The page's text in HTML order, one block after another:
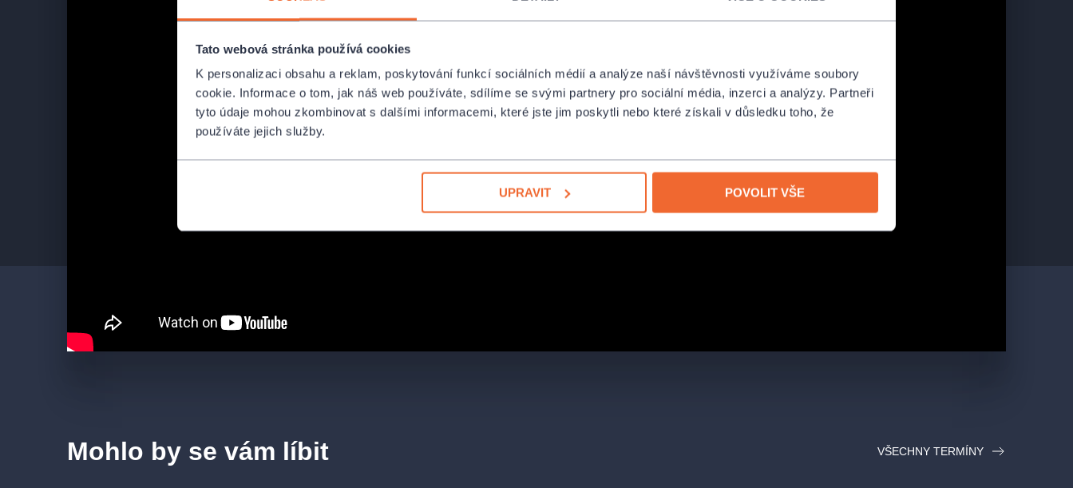
Tato webová stránka používá cookies
K personalizaci obsahu a reklam, poskytování funkcí sociálních médií a analýze naší návštěvnosti využíváme soubory
cookie. Informace o tom, jak náš web používáte, sdílíme se svými partnery pro sociální média, inzerci a analýzy. Partneři
tyto údaje mohou zkombinovat s dalšími informacemi, které jste jim poskytli nebo které získali v důsledku toho, že
používáte jejich služby.
UPRAVIT POVOLIT VŠE
Mohlo by se vám líbit VŠECHNY TERMÍNY